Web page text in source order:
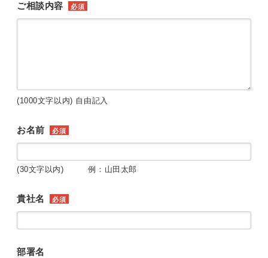
ご相談内容 必須
(1000文字以内) 自由記入
お名前 必須
(30文字以内) 例：山田太郎
貴社名 必須
部署名